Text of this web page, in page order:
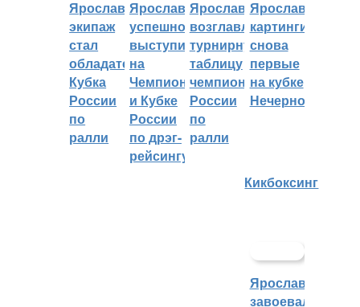
Ярославский
экипаж
стал
обладателем
Кубка
России
по
ралли
Ярославцы
успешно
выступили
на
Чемпионате
и Кубке
России
по дрэг-
рейсингу
Ярославцы
возглавляют
турнирную
таблицу
чемпионата
России
по
ралли
Ярославские
картингисты
снова
первые
на кубке
Нечерноземья
Кикбоксинг
Ярославцы
завоевали